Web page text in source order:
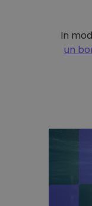
In
un